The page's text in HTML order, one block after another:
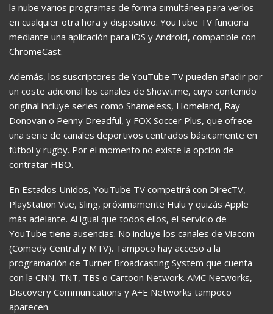
la nube varios programas de forma simultánea para verlos
en cualquier otra hora y dispositivo. YouTube TV funciona
mediante una aplicación para iOS y Android, compatible con
ChromeCast.
Además, los suscriptores de YouTube TV pueden añadir por
un coste adicional los canales de Showtime, cuyo contenido
original incluye series como Shameless, Homeland, Ray
Donovan o Penny Dreadful, y FOX Soccer Plus, que ofrece
una serie de canales deportivos centrados básicamente en
fútbol y rugby. Por el momento no existe la opción de
contratar HBO.
En Estados Unidos, YouTube TV competirá con DirecTV,
PlayStation Vue, Sling, próximamente Hulu y quizás Apple
más adelante. Al igual que todos ellos, el servicio de
YouTube tiene ausencias. No incluye los canales de Viacom
(Comedy Central y MTV). Tampoco hay acceso a la
programación de Turner Broadcasting System que cuenta
con la CNN, TNT, TBS o Cartoon Network. AMC Networks,
Discovery Communications y A+E Networks tampoco
aparecen.